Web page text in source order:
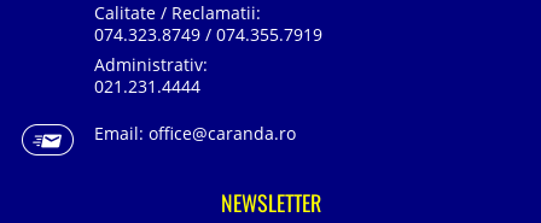
Calitate / Reclamatii:
074.323.8749 / 074.355.7919
Administrativ:
021.231.4444
Email: office@caranda.ro
NEWSLETTER